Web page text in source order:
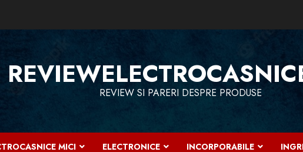
REVIEW SI PARERI DESPRE PRODUSE
MICI ELECTRONICE INCORPORABILE